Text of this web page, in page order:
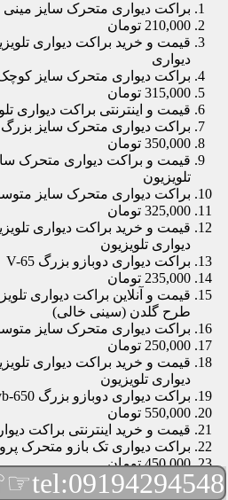
براکت دیواری متحرک سایز مینی
210,000 تومان
قیمت و خرید براکت دیواری
دیواری
براکت دیواری متحرک سایز
315,000 تومان
قیمت و اینترنتی براکت دیواری
براکت دیواری متحرک سایز بزرگ
350,000 تومان
قیمت و براکت دیواری متحرک
تلویزیون
براکت دیواری متحرک سایز
325,000 تومان
دیواری تلویزیون
براکت دیواری دوبازو بزرگ V-65
235,000 تومان
قیمت و آنلاین براکت دیواری
طرح گلدن (سینی خالی)
براکت دیواری متحرک سایز
250,000 تومان
دیواری تلویزیون
براکت دیواری دوبازو بزرگ vb-650
550,000 تومان
قیمت و خرید اینترنتی براکت
براکت دیواری تک بازو متحرک
450,000 تومان
قیمت و براکت دیواری تلویزیون
tel:09194294548